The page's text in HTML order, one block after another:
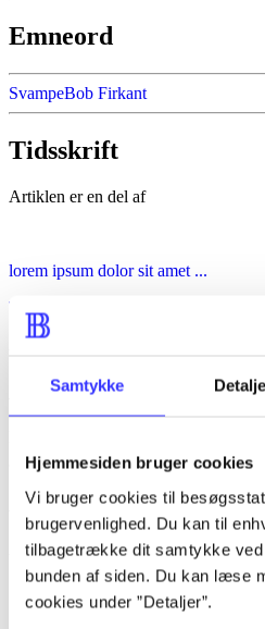
Samtykke
Hjemmesiden bruger cookies
Vi bruger cookies til
brugervenlighed. Du kan til
tilbagetrække dit samtykke ved
bunden af siden. Du kan læse
cookies under ”Detaljer”.
Emneord
SvampeBob Firkant
Tidsskrift
Artiklen er en del af
lorem ipsum dolor sit amet ...
Tidsskrift
Artiklerne i
Artikler med samme
Artikler
Alle registrerede artikler fordelt på